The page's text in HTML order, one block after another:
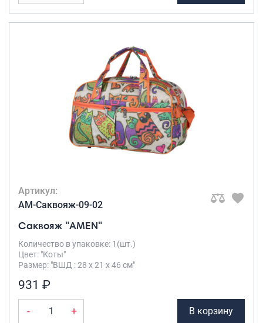
Артикул:
AM-Саквояж-09-02
Саквояж "AMEN"
Количество в упаковке: 1(шт.)
Цвет: "Коты"
Размер: "ВШД : 28 х 21 х 46 см"
931 ₽
- + В корзину